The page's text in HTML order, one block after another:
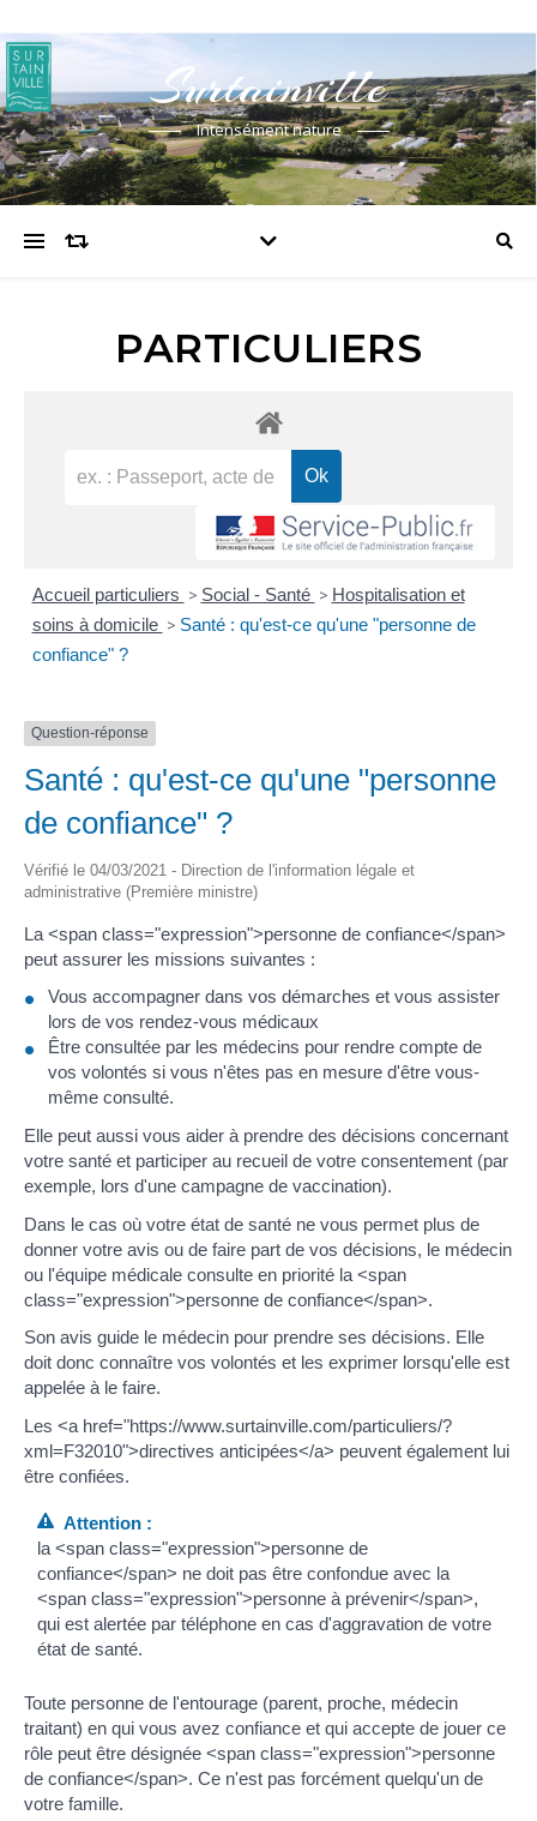
Surtainville
Intensément nature
PARTICULIERS
Accueil particuliers > Social - Santé > Hospitalisation et
soins à domicile > Santé : qu'est-ce qu'une "personne de
confiance" ?
Question-réponse
Santé : qu'est-ce qu'une "personne
de confiance" ?
Vérifié le 04/03/2021 - Direction de l'information légale et
administrative (Première ministre)
La <span class="expression">personne de confiance</span>
peut assurer les missions suivantes :
Vous accompagner dans vos démarches et vous assister
lors de vos rendez-vous médicaux
Être consultée par les médecins pour rendre compte de
vos volontés si vous n'êtes pas en mesure d'être vous-
même consulté.
Elle peut aussi vous aider à prendre des décisions concernant
votre santé et participer au recueil de votre consentement (par
exemple, lors d'une campagne de vaccination).
Dans le cas où votre état de santé ne vous permet plus de
donner votre avis ou de faire part de vos décisions, le médecin
ou l'équipe médicale consulte en priorité la <span
class="expression">personne de confiance</span>.
Son avis guide le médecin pour prendre ses décisions. Elle
doit donc connaître vos volontés et les exprimer lorsqu'elle est
appelée à le faire.
Les <a href="https://www.surtainville.com/particuliers/?
xml=F32010">directives anticipées</a> peuvent également lui
être confiées.
Attention :
la <span class="expression">personne de
confiance</span> ne doit pas être confondue avec la
<span class="expression">personne à prévenir</span>,
qui est alertée par téléphone en cas d'aggravation de votre
état de santé.
Toute personne de l'entourage (parent, proche, médecin
traitant) en qui vous avez confiance et qui accepte de jouer ce
rôle peut être désignée <span class="expression">personne
de confiance</span>. Ce n'est pas forcément quelqu'un de
votre famille.